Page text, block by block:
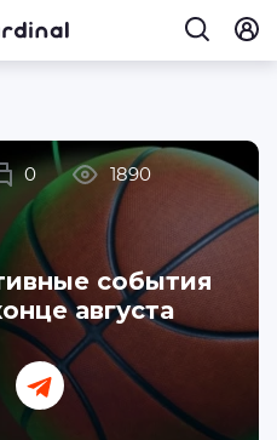
события
августа
0 1890